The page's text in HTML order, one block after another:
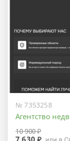
№ 7353258
Агентство
10 900 ₽
7 630 ₽